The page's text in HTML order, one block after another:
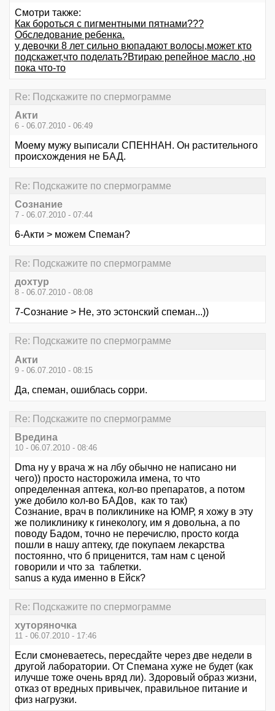
Смотри также:
Как бороться с пигментными пятнами???
Обследование ребенка.
у девочки 8 лет сильно вюпадают волосы,может кто
подскажет,что поделать?Втираю репейное масло ,но
пока что-то
Re: Подскажите по спермограмме
Акти
6 - 06.07.2010 - 06:49
Моему мужу выписали СПЕННАН. Он растительного
происхождения не БАД.
Re: Подскажите по спермограмме
Сознание
7 - 06.07.2010 - 07:44
6-Акти > можем Спеман?
Re: Подскажите по спермограмме
дохтур
8 - 06.07.2010 - 08:08
7-Сознание > Не, это эстонский спеман...))
Re: Подскажите по спермограмме
Акти
9 - 06.07.2010 - 08:15
Да, спеман, ошиблась сорри.
Re: Подскажите по спермограмме
Вредина
10 - 06.07.2010 - 08:46
Dma ну у врача ж на лбу обычно не написано ни
чего)) просто насторожила имена, то что
определенная аптека, кол-во препаратов, а потом
уже добило кол-во БАДов, как то так)
Сознание, врач в поликлинике на ЮМР, я хожу в эту
же поликлинику к гинекологу, им я довольна, а по
поводу Бадом, точно не перечислю, просто когда
пошли в нашу аптеку, где покупаем лекарства
постоянно, что б приценится, там нам с ценой
говорили и что за таблетки.
sanus а куда именно в Ейск?
Re: Подскажите по спермограмме
хуторяночка
11 - 06.07.2010 - 17:46
Если смоневаетесь, пересдайте через две недели в
другой лаборатории. От Спемана хуже не будет (как
илучше тоже очень вряд ли). Здоровый образ жизни,
отказ от вредных привычек, правильное питание и
физ нагрузки.